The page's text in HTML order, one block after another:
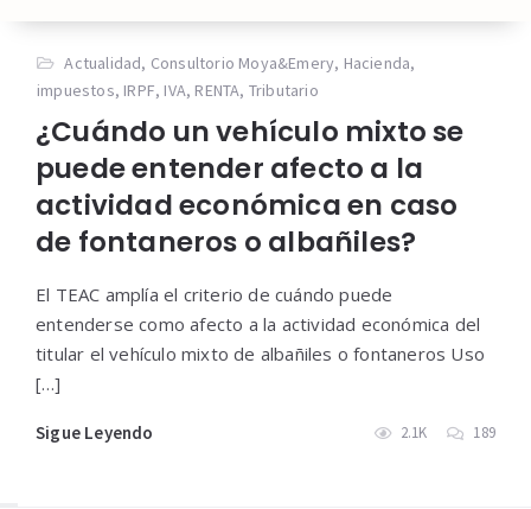
Actualidad, Consultorio Moya&Emery, Hacienda,
impuestos, IRPF, IVA, RENTA, Tributario
¿Cuándo un vehículo mixto se
puede entender afecto a la
actividad económica en caso
de fontaneros o albañiles?
El TEAC amplía el criterio de cuándo puede
entenderse como afecto a la actividad económica del
titular el vehículo mixto de albañiles o fontaneros Uso
[…]
Sigue Leyendo 2.1K 189